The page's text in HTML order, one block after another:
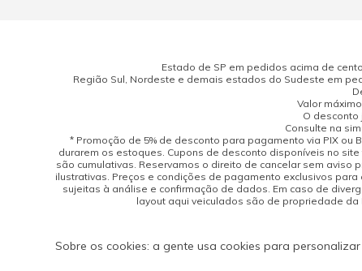
Estado de SP em pedidos acima de
Região Sul, Nordeste e demais estados do Sudeste em
Valor
O desconto
Consulte na
* Promoção de 5% de desconto para pagamento via PIX
durarem os estoques. Cupons de desconto disponíveis no
são cumulativas. Reservamos o direito de cancelar sem
ilustrativas. Preços e condições de pagamento exclusivos
sujeitas à análise e confirmação de dados. Em caso de
layout aqui veiculados são de propriedade da
Sobre os cookies: a gente usa cookies para